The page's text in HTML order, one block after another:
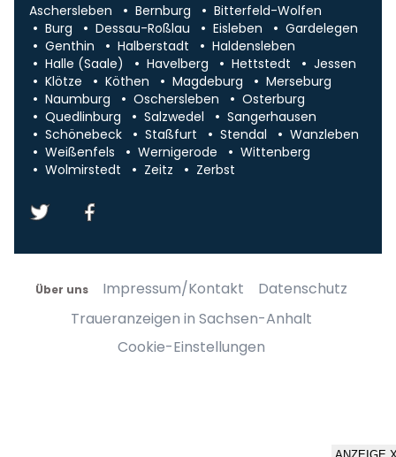
Aschersleben Bernburg
Bitterfeld-Wolfen
Burg
Dessau-Roßlau Eisleben
Gardelegen
Genthin
Halberstadt
Haldensleben
Halle (Saale)
Havelberg Hettstedt
Jessen
Klötze
Köthen Magdeburg
Merseburg
Naumburg
Oschersleben
Osterburg
Quedlinburg
Salzwedel
Sangerhausen
Schönebeck
Staßfurt Stendal
Wanzleben
Weißenfels
Wernigerode
Wittenberg
Wolmirstedt
Zeitz Zerbst
Über uns Impressum/Kontakt
Datenschutz
Traueranzeigen in Sachsen-Anhalt
Cookie-Einstellungen